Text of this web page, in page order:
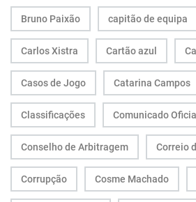
Bruno Paixão capitão de equipa
Carlos Xistra Cartão azul
Casos de Jogo Catarina Campos
Classificações Comunicado Oficial
Conselho de Arbitragem Correio
Corrupção Cosme Machado